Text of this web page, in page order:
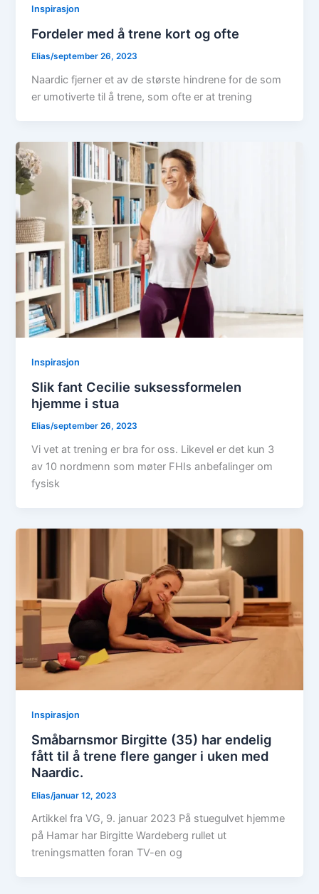
Inspirasjon
Fordeler med å trene kort og ofte
Elias/september 26, 2023
Naardic fjerner et av de største hindrene for de som
er umotiverte til å trene, som ofte er at trening
Inspirasjon
Slik fant Cecilie suksessformelen
hjemme i stua
Elias/september 26, 2023
Vi vet at trening er bra for oss. Likevel er det kun 3
av 10 nordmenn som møter FHIs anbefalinger om
fysisk
Inspirasjon
Småbarnsmor Birgitte (35) har endelig
fått til å trene flere ganger i uken med
Naardic.
Elias/januar 12, 2023
Artikkel fra VG, 9. januar 2023 På stuegulvet hjemme
på Hamar har Birgitte Wardeberg rullet ut
treningsmatten foran TV-en og